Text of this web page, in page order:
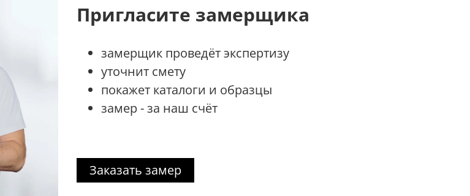
Пригласите замерщика
замерщик проведёт экспертизу
уточнит смету
покажет каталоги и образцы
замер - за наш счёт
Заказать замер